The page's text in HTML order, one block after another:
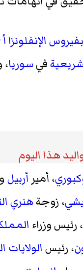
بفيروس الإنفلونزا أ H7N9
فيسوريا
هذا اليوم
، أمير أربيل
، زوجةهنري
، رئيس وزراء
، رئيس